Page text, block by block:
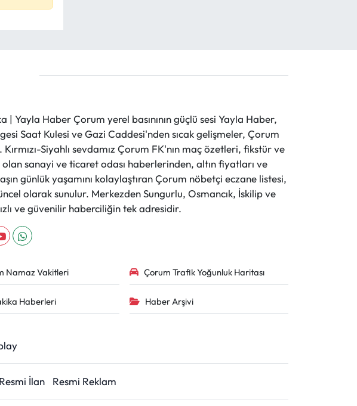
Yayla Haber Çorum yerel basınının güçlü sesi Yayla Haber,
Saat Kulesi ve Gazi Caddesi'nden sıcak gelişmeler, Çorum
Siyahlı sevdamız Çorum FK'nın maç özetleri, fikstür ve
sanayi ve ticaret odası haberlerinden, altın fiyatları ve
günlük yaşamını kolaylaştıran Çorum nöbetçi eczane listesi,
olarak sunulur. Merkezden Sungurlu, Osmancık, İskilip ve
ve güvenilir haberciliğin tek adresidir.
Namaz Vakitleri Çorum Trafik Yoğunluk Haritası
Haberleri Haber Arşivi
Resmi İlan Resmi Reklam